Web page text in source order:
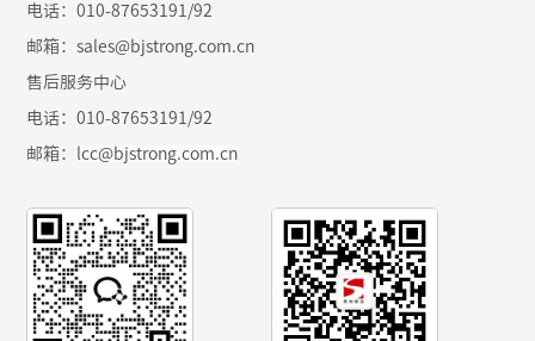
电话：010-87653191/92
邮箱：sales@bjstrong.com.cn
售后服务中心
电话：010-87653191/92
邮箱： lcc@bjstrong.com.cn